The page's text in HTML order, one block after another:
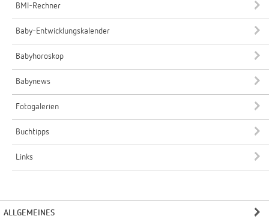
BMI-Rechner
Baby-Entwicklungskalender
Babyhoroskop
Babynews
Fotogalerien
Buchtipps
Links
ALLGEMEINES